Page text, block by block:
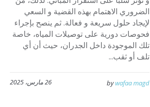
الضروري الاهتمام بهذه القضية و السعي
لإيجاد حلول سريعة و فعالة. ثم ينصح بإجراء
فحوصات دورية على توصيلات المياه، خاصة
تلك الموجودة داخل الجدران، حيث أن أي
تلف أو ثقب...
26 مارس، 2025 bywafaa magd